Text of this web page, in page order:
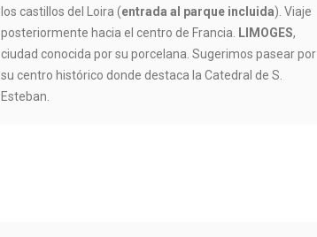
los castillos del Loira (entrada al parque incluida). Viaje
posteriormente hacia el centro de Francia. LIMOGES,
ciudad conocida por su porcelana. Sugerimos pasear por
su centro histórico donde destaca la Catedral de S.
Esteban.